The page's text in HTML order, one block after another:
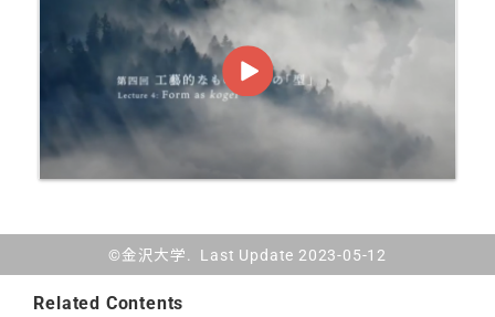
©金沢大学. Last Update 2023-05-12
Related Contents